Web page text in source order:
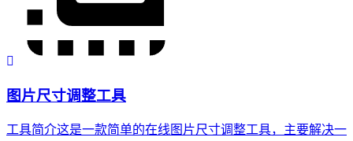
图片尺寸调整工具
工具简介这是一款简单的在线图片尺寸调整工具，主要解决一